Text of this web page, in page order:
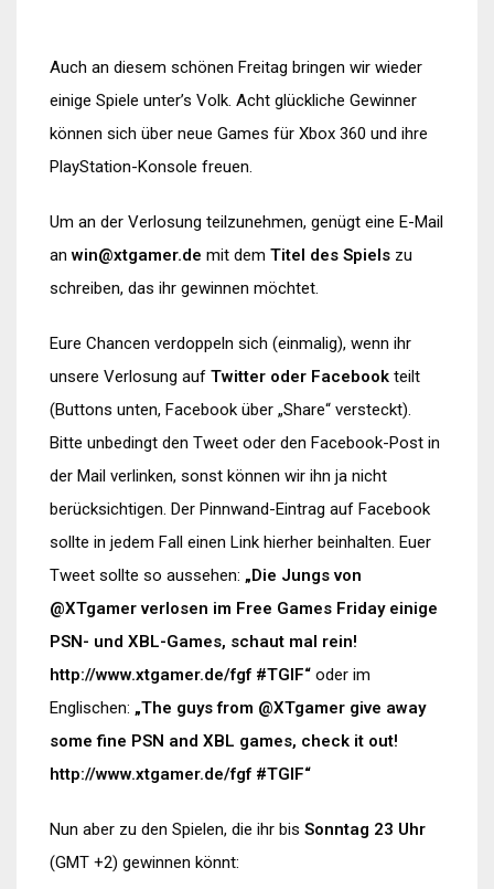
Auch an diesem schönen Freitag bringen wir wieder
einige Spiele unter’s Volk. Acht glückliche Gewinner
können sich über neue Games für Xbox 360 und ihre
PlayStation-Konsole freuen.
Um an der Verlosung teilzunehmen, genügt eine E-Mail
anwin@xtgamer.de mit dem Titel des Spiels zu
schreiben, das ihr gewinnen möchtet.
Eure Chancen verdoppeln sich (einmalig), wenn ihr
unsere Verlosung auf Twitter oder Facebook teilt
(Buttons unten, Facebook über „Share“ versteckt).
Bitte unbedingt den Tweet oder den Facebook-Post in
der Mail verlinken, sonst können wir ihn ja nicht
berücksichtigen. Der Pinnwand-Eintrag auf Facebook
sollte in jedem Fall einen Link hierher beinhalten. Euer
Tweet sollte so aussehen: „Die Jungs von
@XTgamer verlosen im Free Games Friday einige
PSN- und XBL-Games, schaut mal rein!
http://www.xtgamer.de/fgf #TGIF“ oder im
Englischen: „The guys from @XTgamer give away
some fine PSN and XBL games, check it out!
http://www.xtgamer.de/fgf #TGIF“
Nun aber zu den Spielen, die ihr bis Sonntag 23 Uhr
(GMT +2) gewinnen könnt: